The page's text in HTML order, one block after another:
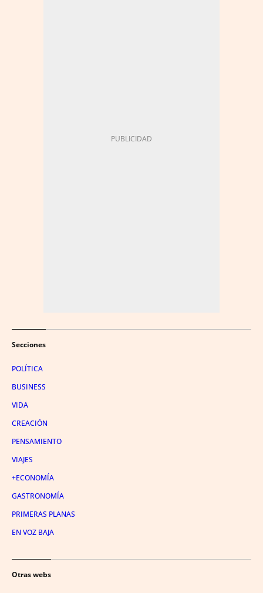
Secciones
POLÍTICA
BUSINESS
VIDA
CREACIÓN
PENSAMIENTO
VIAJES
+ECONOMÍA
GASTRONOMÍA
PRIMERAS PLANAS
EN VOZ BAJA
Otras webs